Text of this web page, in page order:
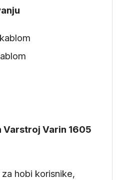
Varstroj Varin 1605
hobi korisnike,